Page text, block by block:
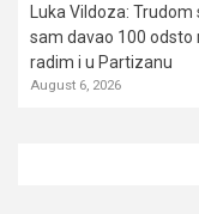
Luka Vildoza:
sam davao 100 odsto
radim i u Partizanu
August 6, 2026